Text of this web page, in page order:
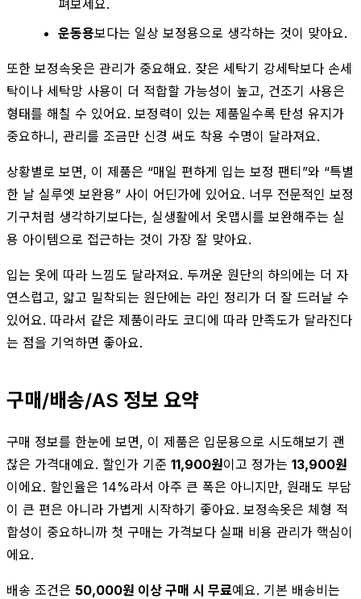
펴보세요.
운동용보다는 일상 보정용으로 생각하는 것이 맞아요.
또한 보정속옷은 관리가 중요해요. 잦은 세탁기 강세탁보다 손세
탁이나 세탁망 사용이 더 적합할 가능성이 높고, 건조기 사용은
형태를 해칠 수 있어요. 보정력이 있는 제품일수록 탄성 유지가
중요하니, 관리를 조금만 신경 써도 착용 수명이 달라져요.
상황별로 보면, 이 제품은 “매일 편하게 입는 보정 팬티”와 “특별
한 날 실루엣 보완용” 사이 어딘가에 있어요. 너무 전문적인 보정
기구처럼 생각하기보다는, 실생활에서 옷맵시를 보완해주는 실
용 아이템으로 접근하는 것이 가장 잘 맞아요.
입는 옷에 따라 느낌도 달라져요. 두꺼운 원단의 하의에는 더 자
연스럽고, 얇고 밀착되는 원단에는 라인 정리가 더 잘 드러날 수
있어요. 따라서 같은 제품이라도 코디에 따라 만족도가 달라진다
는 점을 기억하면 좋아요.
구매/배송/AS 정보 요약
구매 정보를 한눈에 보면, 이 제품은 입문용으로 시도해보기 괜
찮은 가격대예요. 할인가 기준 11,900원이고 정가는 13,900원
이에요. 할인율은 14%라서 아주 큰 폭은 아니지만, 원래도 부담
이 큰 편은 아니라 가볍게 시작하기 좋아요. 보정속옷은 체형 적
합성이 중요하니까 첫 구매는 가격보다 실패 비용 관리가 핵심이
에요.
배송 조건은 50,000원 이상 구매 시 무료예요. 기본 배송비는